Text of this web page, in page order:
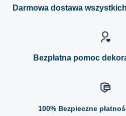
Darmowa dostawa
Bezpłatna pomoc
100% Bezpieczne